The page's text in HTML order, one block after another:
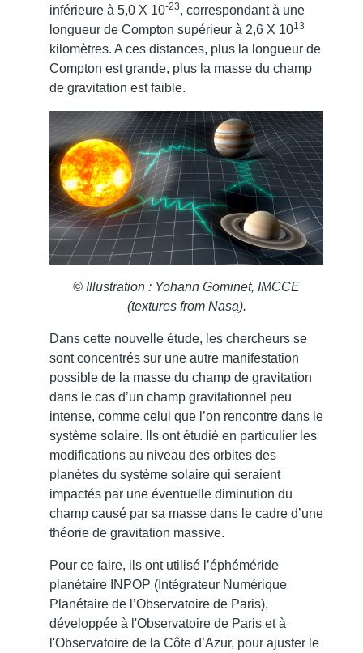
inférieure à 5,0 X 10-23, correspondant à une
longueur de Compton supérieur à 2,6 X 1013
kilomètres. A ces distances, plus la longueur de
Compton est grande, plus la masse du champ
de gravitation est faible.
© Illustration : Yohann Gominet, IMCCE
(textures from Nasa).
Dans cette nouvelle étude, les chercheurs se
sont concentrés sur une autre manifestation
possible de la masse du champ de gravitation
dans le cas d’un champ gravitationnel peu
intense, comme celui que l’on rencontre dans le
système solaire. Ils ont étudié en particulier les
modifications au niveau des orbites des
planètes du système solaire qui seraient
impactés par une éventuelle diminution du
champ causé par sa masse dans le cadre d’une
théorie de gravitation massive.
Pour ce faire, ils ont utilisé l’éphéméride
planétaire INPOP (Intégrateur Numérique
Planétaire de l’Observatoire de Paris),
développée à l'Observatoire de Paris et à
l'Observatoire de la Côte d’Azur, pour ajuster le